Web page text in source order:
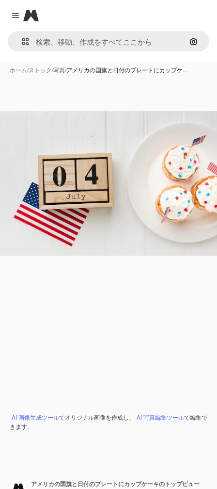
Close menu
Magnific
画像で
ホーム/ストック/写真/アメリカの国旗と日付のプレートにカップケ…
AI 画像生成ツールでオリジナル画像を作成し、 AI 写真編集ツールで編集で
きます。
アメリカの国旗と日付のプレートにカップケーキのトップビュー